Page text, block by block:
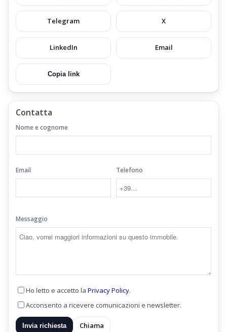
Telegram X
LinkedIn Email
Copia link
Contatta
Nome e cognome
Email Telefono
Messaggio
Ho letto e accetto la Privacy Policy.
Acconsento a ricevere comunicazioni e newsletter.
Invia richiesta Chiama